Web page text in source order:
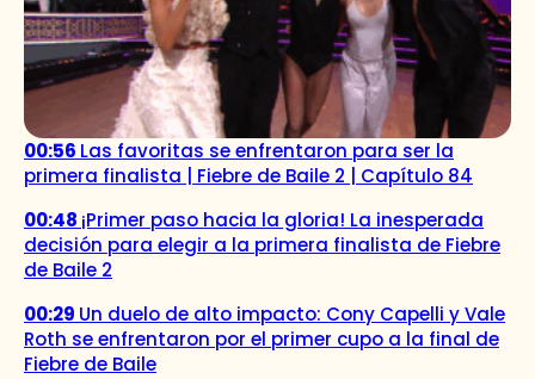
00:56 Las favoritas se enfrentaron para ser la
primera finalista | Fiebre de Baile 2 | Capítulo 84
00:48 ¡Primer paso hacia la gloria! La inesperada
decisión para elegir a la primera finalista de Fiebre
de Baile 2
00:29 Un duelo de alto impacto: Cony Capelli y Vale
Roth se enfrentaron por el primer cupo a la final de
Fiebre de Baile